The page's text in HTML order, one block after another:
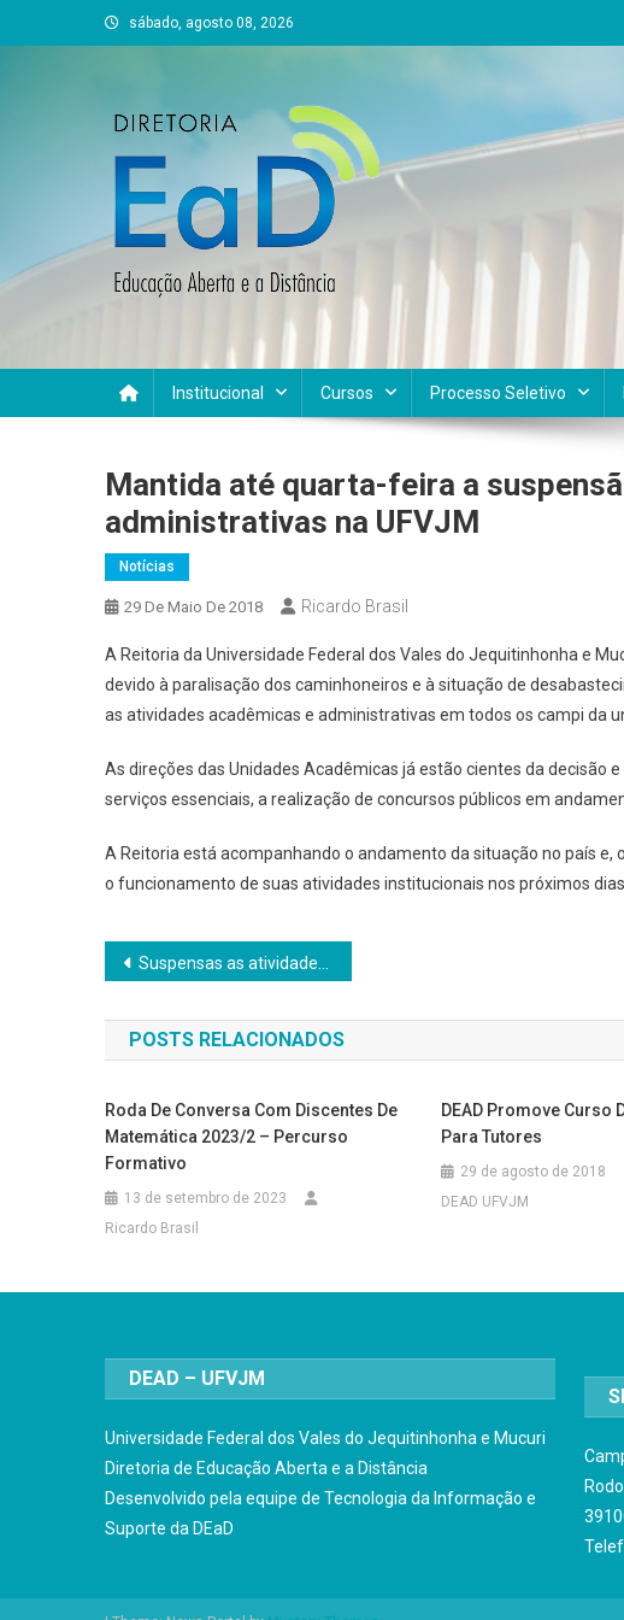
to
sábado, agosto 08, 2026
DEAD UFVJM
Institucional Cursos Processo Seletivo
Mantida até quarta-feira a
administrativas na UFVJM
Notícias
29 De Maio De 2018 Ricardo Brasil
A Reitoria da Universidade Federal dos Vales do Jequitinhonha e
devido à paralisação dos caminhoneiros e à situação de
as atividades acadêmicas e administrativas em todos os campi da
As direções das Unidades Acadêmicas já estão cientes da decisão
serviços essenciais, a realização de concursos públicos em
A Reitoria está acompanhando o andamento da situação no país
o funcionamento de suas atividades institucionais nos próximos dias.
Navegação
de
Post
Suspensas as atividades administrativas e acadêmicas na UFVJM
POSTS RELACIONADOS
Roda De Conversa Com Discentes De
Matemática 2023/2 – Percurso
Formativo
13 de setembro de 2023
Ricardo Brasil
DEAD Promove Curso
Para Tutores
29 de agosto de 2018
DEAD UFVJM
DEAD – UFVJM
Universidade Federal dos Vales do Jequitinhonha e Mucuri
Diretoria de Educação Aberta e a Distância
Desenvolvido pela equipe de Tecnologia da Informação e
Suporte da DEaD